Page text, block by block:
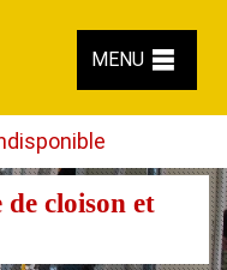
MENU
cloison et